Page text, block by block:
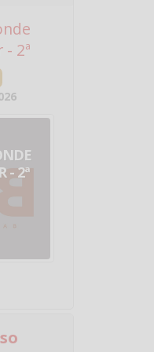
2ª
- 2ª